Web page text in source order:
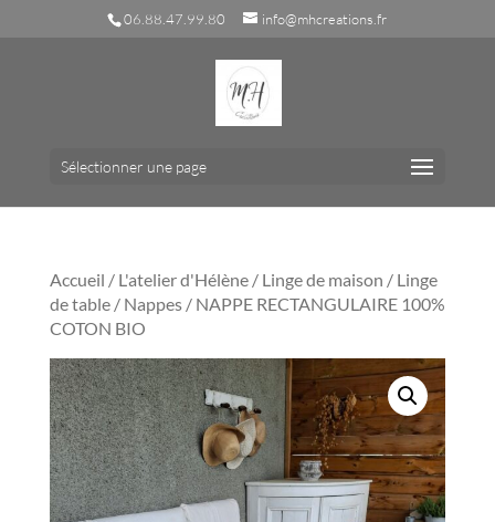
06.88.47.99.80 info@mhcreations.fr
Sélectionner une page
Accueil / L'atelier d'Hélène/ Linge de maison / Linge
de table/ Nappes/ NAPPE RECTANGULAIRE 100%
COTON BIO